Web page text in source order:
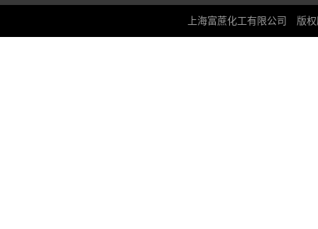
上海富蔗化工有限公司 版